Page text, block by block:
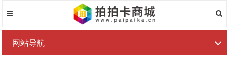
网站导航